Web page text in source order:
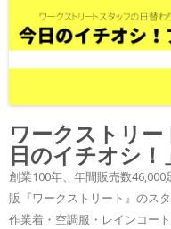
ワークストリ
日のイチオシ
創業100年、年間販売数
販『ワークストリート』のス
作業着・空調服・レインコー